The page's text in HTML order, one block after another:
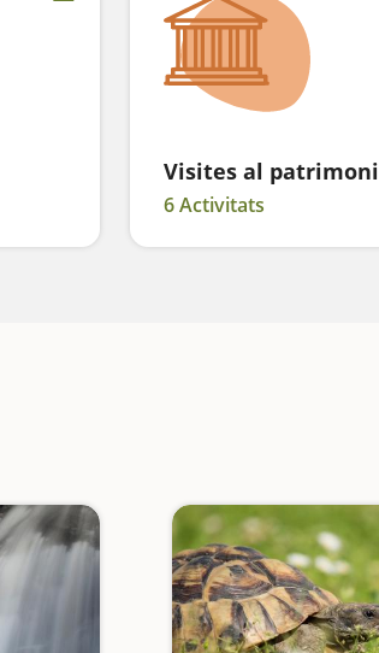
Visites al patrimoni
6 Activitats